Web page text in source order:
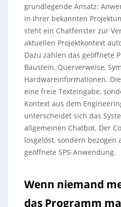
grundlegende Ansatz:
in ihrer bekannten
steht ein Chatfenster zur
aktuellen Projektkontext
Dazu zählen das geöffnete
Baustein, Querverweise,
Hardwareinformationen.
eine freie Texteingabe,
Kontext aus dem
unterscheidet sich das
allgemeinen Chatbot. Der
losgelöst, sondern bezogen
geöffnete SPS-Anwendung.
Wenn niemand
das Programm